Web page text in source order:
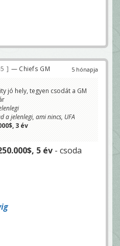
5 hónapja
— Chiefs GM
jó hely, tegyen csodát a GM
a jelenlegi, ami nincs, UFA
3 év
5 év - csoda